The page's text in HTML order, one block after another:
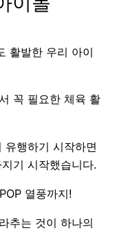
활발한 우리 아이
꼭 필요한 체육 활
행하기 시작하면
기 시작했습니다.
열풍까지!
추는 것이 하나의